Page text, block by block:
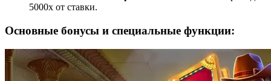
5000x от ставки.
Основные бонусы и специальные функции: